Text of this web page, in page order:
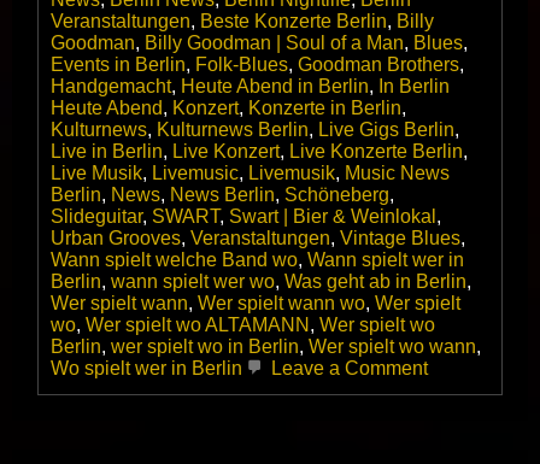
Veranstaltungen, Beste Konzerte Berlin, Billy
Goodman, Billy Goodman | Soul of a Man, Blues,
Events in Berlin, Folk-Blues, Goodman Brothers,
Handgemacht, Heute Abend in Berlin, In Berlin
Heute Abend, Konzert, Konzerte in Berlin,
Kulturnews, Kulturnews Berlin, Live Gigs Berlin,
Live in Berlin, Live Konzert, Live Konzerte Berlin,
Live Musik, Livemusic, Livemusik, Music News
Berlin, News, News Berlin, Schöneberg,
Slideguitar, SWART, Swart | Bier & Weinlokal ,
Urban Grooves, Veranstaltungen, Vintage Blues,
Wann spielt welche Band wo, Wann spielt wer in
Berlin, wann spielt wer wo, Was geht ab in Berlin,
Wer spielt wann, Wer spielt wann wo, Wer spielt
wo, Wer spielt wo ALTAMANN , Wer spielt wo
Berlin, wer spielt wo in Berlin, Wer spielt wo wann,
Wo spielt wer in Berlin
Leave a Commenton